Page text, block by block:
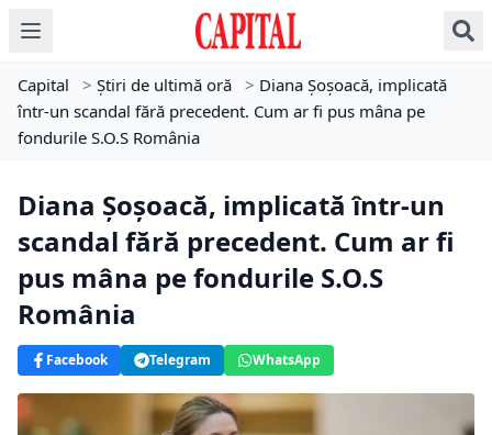
Capital > Știri de ultimă oră > Diana Șoșoacă, implicată
într-un scandal fără precedent. Cum ar fi pus mâna pe
fondurile S.O.S România
Diana Șoșoacă, implicată într-un
scandal fără precedent. Cum ar fi
pus mâna pe fondurile S.O.S
România
Facebook Telegram WhatsApp